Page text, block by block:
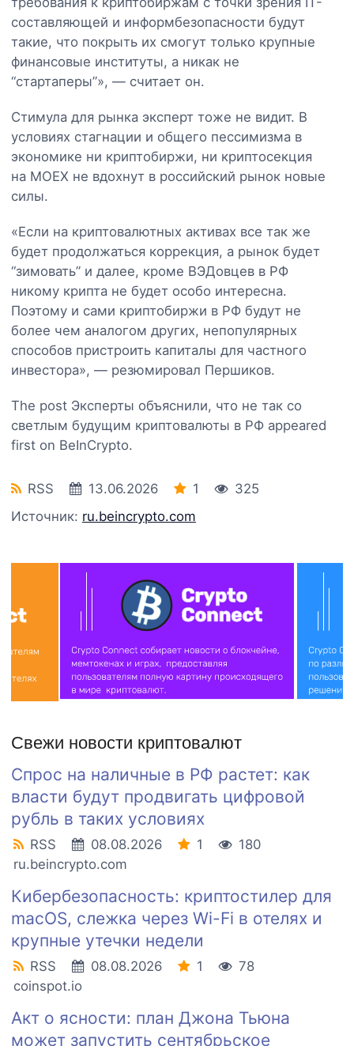
составляющей и информбезопасности будут
такие, что покрыть их смогут только крупные
финансовые институты, а никак не
“стартаперы”», — считает он.
Стимула для рынка эксперт тоже не видит. В
условиях стагнации и общего пессимизма в
экономике ни криптобиржи, ни криптосекция
на MOEX не вдохнут в российский рынок новые
силы.
«Если на криптовалютных активах все так же
будет продолжаться коррекция, а рынок будет
“зимовать” и далее, кроме ВЭДовцев в РФ
никому крипта не будет особо интересна.
Поэтому и сами криптобиржи в РФ будут не
более чем аналогом других, непопулярных
способов пристроить капиталы для частного
инвестора», — резюмировал Першиков.
The post Эксперты объяснили, что не так со
светлым будущим криптовалюты в РФ appeared
first on BeInCrypto.
RSS 13.06.2026 1
325
Источник: ru.beincrypto.com
Свежи новости криптовалют
Спрос на наличные в РФ растет: как
власти будут продвигать цифровой
рубль в таких условиях
RSS 08.08.2026 1
180
ru.beincrypto.com
Кибербезопасность: криптостилер для
macOS, слежка через Wi-Fi в отелях и
крупные утечки недели
RSS 08.08.2026 1
78
coinspot.io
Акт о ясности: план Джона Тьюна
может запустить сентябрьское